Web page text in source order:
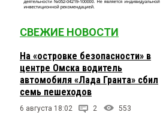
СВЕЖИЕ НОВОСТИ
На «островке безопасности» в
центре Омска водитель
автомобиля «Лада Гранта» сбил
семь пешеходов
6 августа 18:02 2 553